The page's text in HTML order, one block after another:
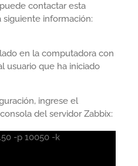
contactar esta
información:
en la computadora con
usuario que ha iniciado
ingrese el
del servidor Zabbix:
-p 10050 -k